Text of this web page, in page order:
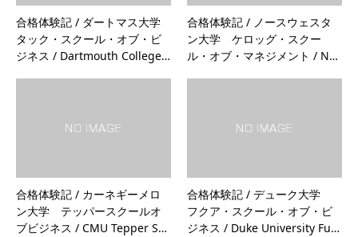
合格体験記 / ダートマス大学
タック・スクール・オブ・ビ
ジネス / Dartmouth College…
合格体験記 / ノースウェスタ
ン大学 ケロッグ・スクー
ル・オブ・マネジメント / N…
合格体験記 / カーネギーメロ
ン大学 テッパースクールオ
ブビジネス / CMU Tepper S…
合格体験記 / デューク大学
フクア・スクール・オブ・ビ
ジネス / Duke University Fu…